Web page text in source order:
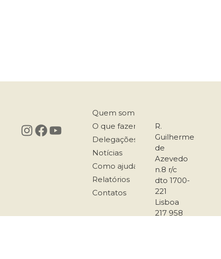
Quem somos
O que fazemos
Delegações
Notícias
Como ajudar
Relatórios
Contatos
R.
Guilherme
de
Azevedo
n.8 r/c
dto 1700-
221
Lisboa
217 958